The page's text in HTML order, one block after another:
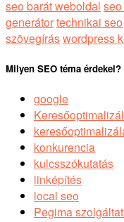
seo barát weboldal
generátortechnikai seo
szövegíráswordpress
Milyen SEO téma érdekel?
google
konkurencia
kulcsszókutatás
linképítés
local seo
Pegima